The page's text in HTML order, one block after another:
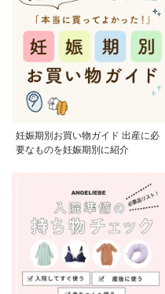
妊娠期別お買い物ガイド 出産に必
要なものを妊娠期別に紹介